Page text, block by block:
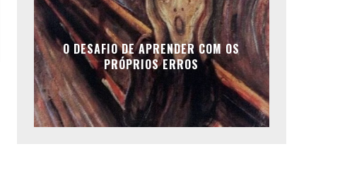
O DESAFIO DE APRENDER COM OS
PRÓPRIOS ERROS